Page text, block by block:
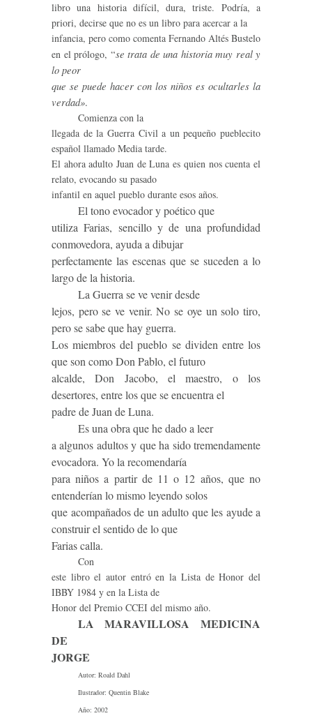
libro una historia difícil, dura, triste. Podría, a
priori, decirse que no es un libro para acercar a la
infancia, pero como comenta Fernando Altés Bustelo
en el prólogo, “se trata de una historia muy real y
lo peor
que se puede hacer con los niños es ocultarles la
verdad».
Comienza con la
llegada de la Guerra Civil a un pequeño pueblecito
español llamado Media tarde.
El ahora adulto Juan de Luna es quien nos cuenta el
relato, evocando su pasado
infantil en aquel pueblo durante esos años.
El tono evocador y poético que
utiliza Farias, sencillo y de una profundidad
conmovedora, ayuda a dibujar
perfectamente las escenas que se suceden a lo
largo de la historia.
La Guerra se ve venir desde
lejos, pero se ve venir. No se oye un solo tiro,
pero se sabe que hay guerra.
Los miembros del pueblo se dividen entre los
que son como Don Pablo, el futuro
alcalde, Don Jacobo, el maestro, o los
desertores, entre los que se encuentra el
padre de Juan de Luna.
Es una obra que he dado a leer
a algunos adultos y que ha sido tremendamente
evocadora. Yo la recomendaría
para niños a partir de 11 o 12 años, que no
entenderían lo mismo leyendo solos
que acompañados de un adulto que les ayude a
construir el sentido de lo que
Farias calla.
Con
este libro el autor entró en la Lista de Honor del
IBBY 1984 y en la Lista de
Honor del Premio CCEI del mismo año.
LA MARAVILLOSA MEDICINA
DE
JORGE
Autor: Roald Dahl
Ilustrador: Quentin Blake
Año: 2002